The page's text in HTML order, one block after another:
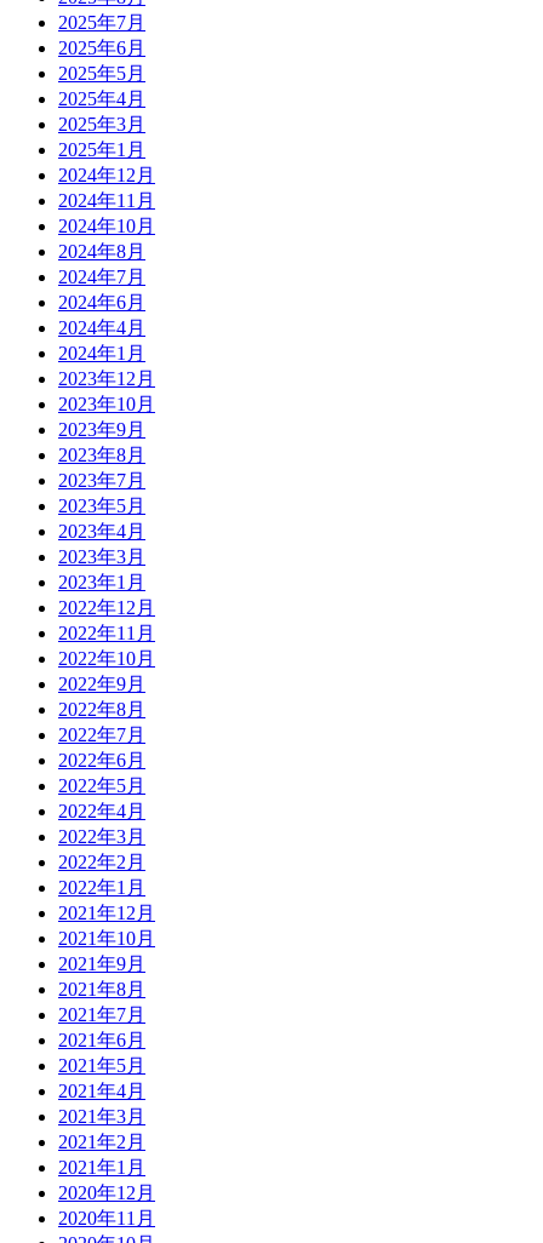
2025年7月
2025年6月
2025年5月
2025年4月
2025年3月
2025年1月
2024年12月
2024年11月
2024年10月
2024年8月
2024年7月
2024年6月
2024年4月
2024年1月
2023年12月
2023年10月
2023年9月
2023年8月
2023年7月
2023年5月
2023年4月
2023年3月
2023年1月
2022年12月
2022年11月
2022年10月
2022年9月
2022年8月
2022年7月
2022年6月
2022年5月
2022年4月
2022年3月
2022年2月
2022年1月
2021年12月
2021年10月
2021年9月
2021年8月
2021年7月
2021年6月
2021年5月
2021年4月
2021年3月
2021年2月
2021年1月
2020年12月
2020年11月